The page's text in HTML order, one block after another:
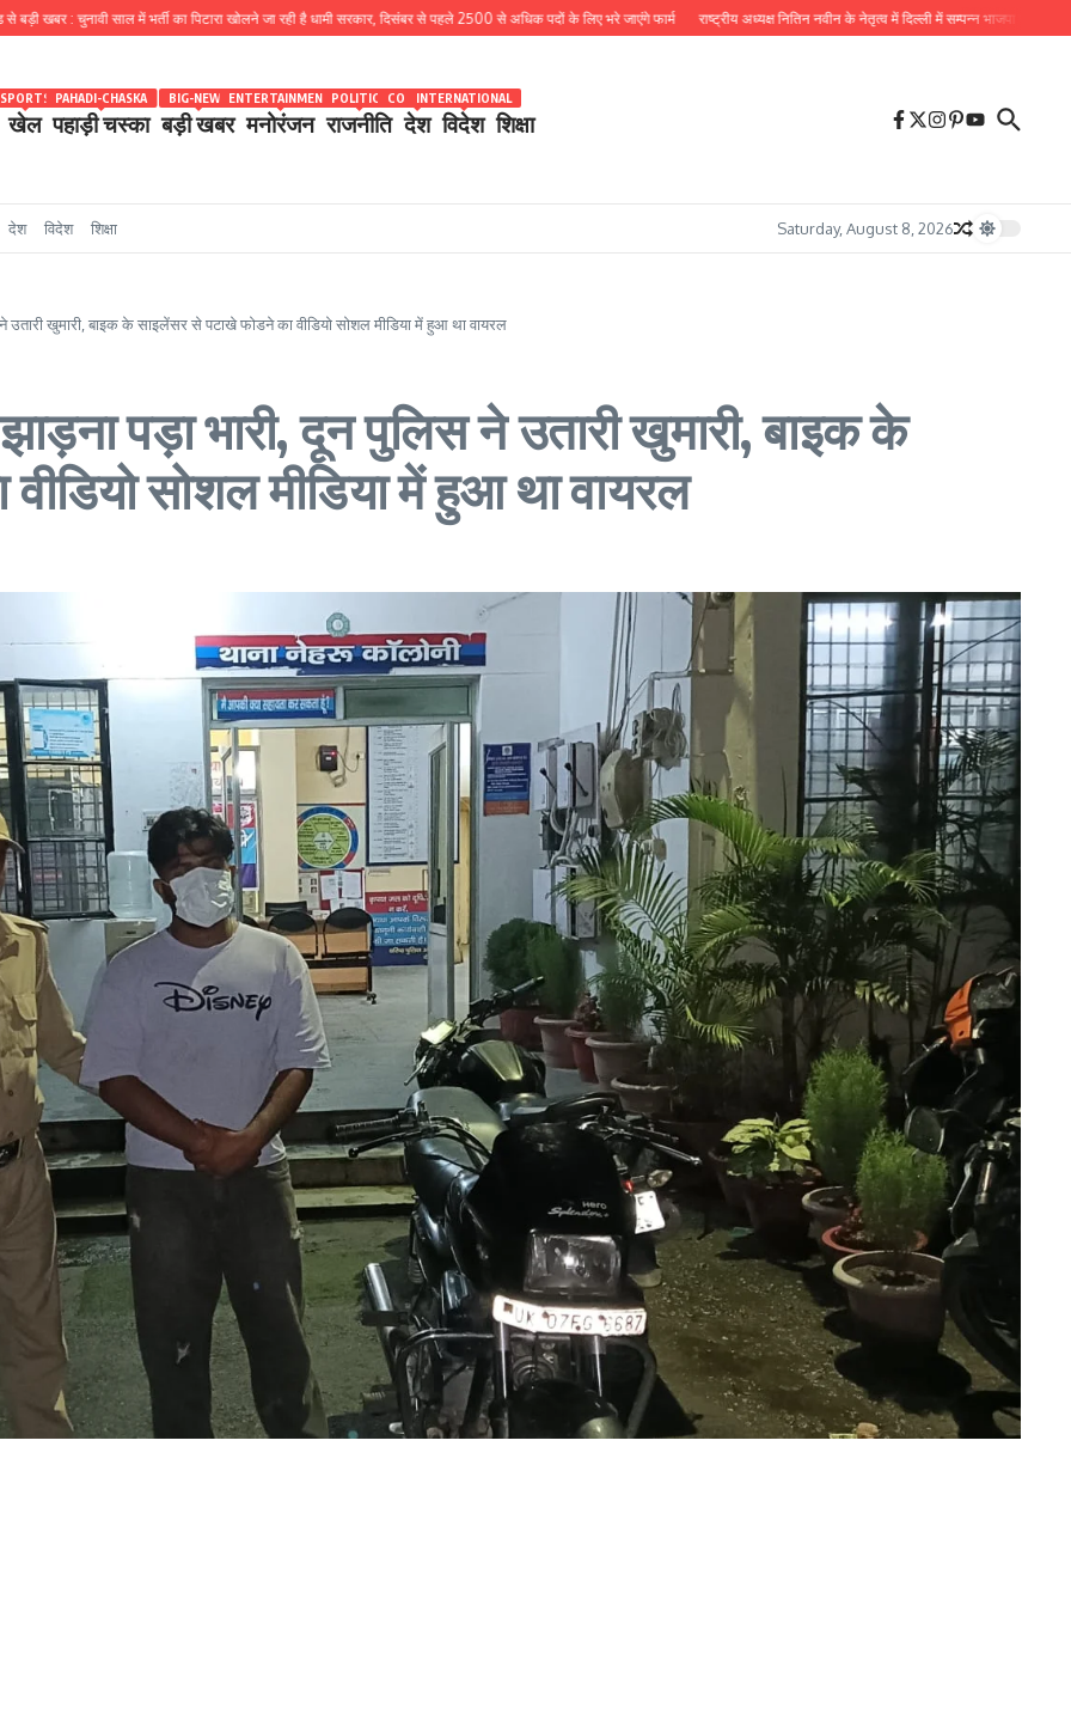
: चुनावी साल में भर्ती का पिटारा खोलने जा रही है धामी सरकार, दिसंबर से पहले 2500 से अधिक पदों के लिए भरे जाएंगे फार्म राष्ट्रीय अध्यक्ष नितिन नवीन के नेतृत्व में दिल्ली में सम्पन्न भाजपा प्रदेश कोर कमेटी
खेल
SPORTS
पहाड़ी चस्का
PAHADI-CHASKA
बड़ी खबर
BIG-NEWS
मनोरंजन
ENTERTAINMENT
राजनीति
POLITICS
देश
COUNTRY
विदेश
INTERNATIONAL
शिक्षा
देश विदेश शिक्षा Saturday, August 8, 2026
उतारी खुमारी, बाइक के साइलेंसर से पटाखे फोडने का वीडियो सोशल मीडिया में हुआ था वायरल
पड़ा भारी, दून पुलिस ने उतारी खुमारी, बाइक के
सोशल मीडिया में हुआ था वायरल